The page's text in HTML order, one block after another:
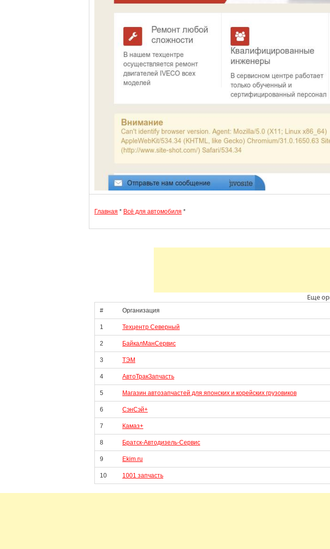
Главная * Всё для автомобиля *
Еще
# Организация
1 Техцентр Северный
2 БайкалМанСервис
3 ТЭМ
4 АвтоТракЗапчасть
5 Магазин автозапчастей для японских и корейских грузовиков
6 СэнСэй+
7 Камаз+
8 Братск-Автодизель-Сервис
9 Ekim.ru
10 1001 запчасть